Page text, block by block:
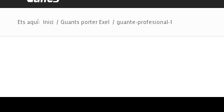
Ets aquí: Inici / Guants porter Exel / guante-profesional-1